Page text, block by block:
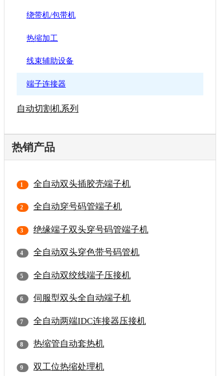
绕带机/包带机
热缩加工
线束辅助设备
端子连接器
自动切割机系列
热销产品
全自动双头插胶壳端子机
全自动穿号码管端子机
绝缘端子双头穿号码管端子机
全自动双头穿色带号码管机
全自动双绞线端子压接机
伺服型双头全自动端子机
全自动两端IDC连接器压接机
热缩管自动套热机
双工位热缩处理机